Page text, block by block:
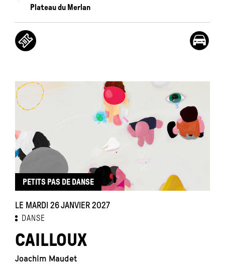
Plateau du Merlan
PETITS PAS DE DANSE
LE MARDI 26 JANVIER 2027
DANSE
CAILLOUX
Joachim Maudet